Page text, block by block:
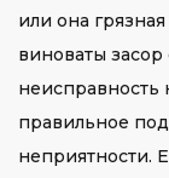
или она
виноваты
неисправность
правильное
неприятности.